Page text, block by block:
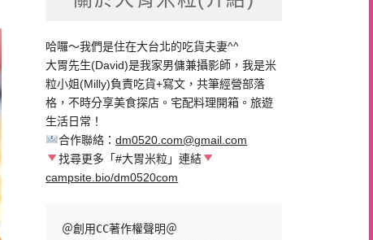
哈囉～我們是住在大台北的吃貨夫妻^^
大胃先生(David)是我家男傭兼攝影師，我是米
粒小姐(Milly)負責吃貨+寫文，共筆經營部落
格，不時分享美食探店。宅配料理開箱。旅遊
生活日常！
合作聯絡：dm0520.com@gmail.com
找尋更多「#大胃米粒」連結
campsite.bio/dm0520com
＠創用CC著作權聲明＠